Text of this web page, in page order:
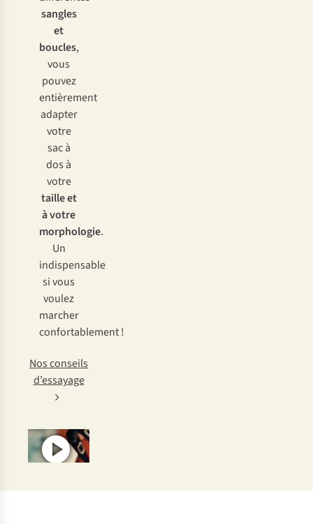
chiffres,
ar
exemple
55:15
•
Utile
pour
transporter
du
matériel
ou
des
affaires
supplémentaires
sangles
et
boucles,
vous
pouvez
entièrement
adapter
votre
sac à
dos à
votre
taille et
à votre
morphologie.
Un
indispensable
si vous
voulez
marcher
confortablement !
Nos conseils
d’essayage